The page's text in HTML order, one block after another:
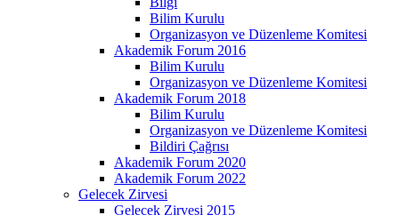
Bilim Kurulu
Organizasyon ve Düzenleme Komitesi
Akademik Forum 2016
Bilim Kurulu
Organizasyon ve Düzenleme Komitesi
Akademik Forum 2018
Bilim Kurulu
Organizasyon ve Düzenleme Komitesi
Bildiri Çağrısı
Akademik Forum 2020
Akademik Forum 2022
Gelecek Zirvesi
Gelecek Zirvesi 2015